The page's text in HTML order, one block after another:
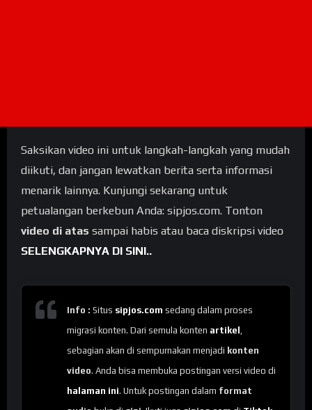
Saksikan video ini untuk langkah-langkah yang mudah
diikuti, dan jangan lewatkan berita serta informasi
menarik lainnya. Kunjungi sekarang untuk
petualangan berkebun Anda: sipjos.com. Tonton
video di atas sampai habis atau baca diskripsi video
SELENGKAPNYA DI SINI..
Info : Situs sipjos.com sedang dalam proses
migrasi konten. Dari semula konten artikel ,
sebagian akan di sempurnakan menjadi konten
video. Anda bisa membuka postingan versi video di
halaman ini. Untuk postingan dalam format